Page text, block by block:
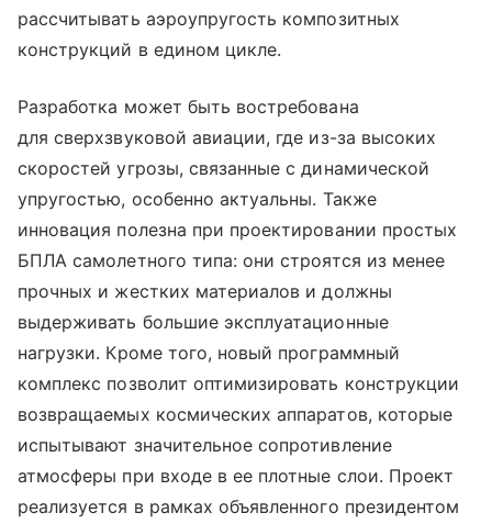
рассчитывать аэроупругость композитных
конструкций в едином цикле.
Разработка может быть востребована
для сверхзвуковой авиации, где из-за высоких
скоростей угрозы, связанные с динамической
упругостью, особенно актуальны. Также
инновация полезна при проектировании простых
БПЛА самолетного типа: они строятся из менее
прочных и жестких материалов и должны
выдерживать большие эксплуатационные
нагрузки. Кроме того, новый программный
комплекс позволит оптимизировать конструкции
возвращаемых космических аппаратов, которые
испытывают значительное сопротивление
атмосферы при входе в ее плотные слои. Проект
реализуется в рамках объявленного президентом